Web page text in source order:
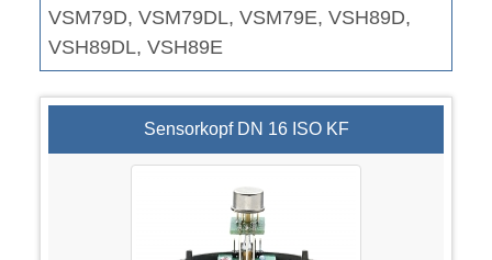
VSM79D, VSM79DL, VSM79E, VSH89D,
VSH89DL, VSH89E
Sensorkopf DN 16 ISO KF